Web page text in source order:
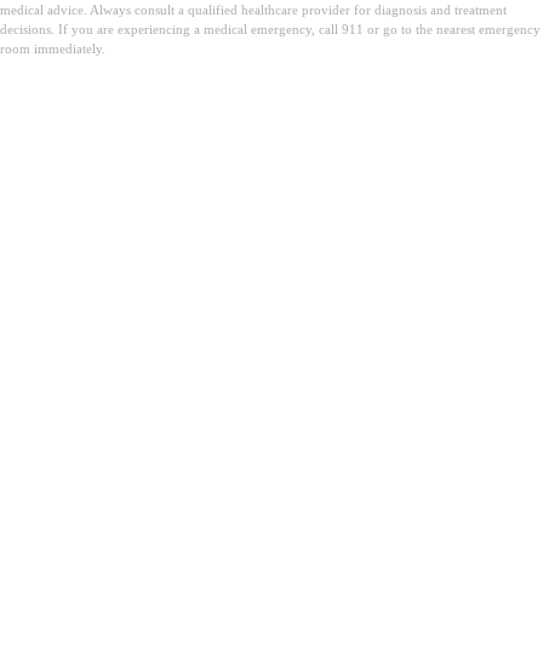
medical advice. Always consult a qualified healthcare provider for diagnosis and treatment
decisions. If you are experiencing a medical emergency, call 911 or go to the nearest emergency
room immediately.